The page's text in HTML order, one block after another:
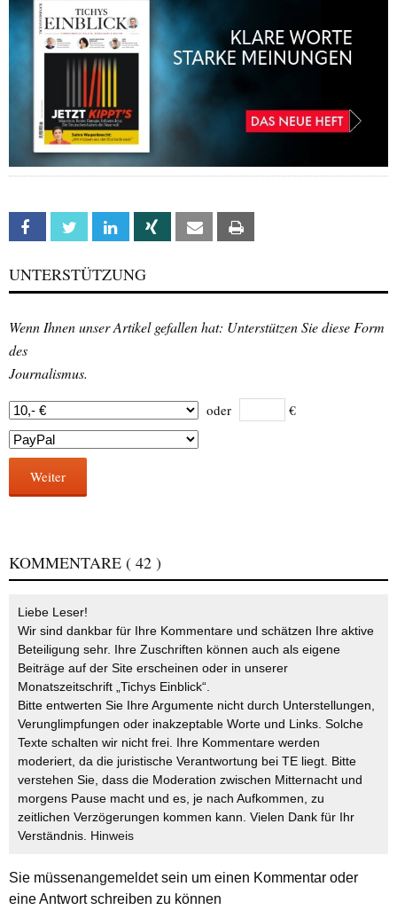
Facebook Twitter Linkedin Xing Email
UNTERSTÜTZUNG
Wenn Ihnen unser Artikel gefallen hat: Unterstützen Sie diese Form
des
Journalismus.
oder €
Weiter
KOMMENTARE ( 42 )
Liebe Leser!
Wir sind dankbar für Ihre Kommentare und schätzen Ihre aktive
Beteiligung sehr. Ihre Zuschriften können auch als eigene
Beiträge auf der Site erscheinen oder in unserer
Monatszeitschrift „Tichys Einblick“.
Bitte entwerten Sie Ihre Argumente nicht durch Unterstellungen,
Verunglimpfungen oder inakzeptable Worte und Links. Solche
Texte schalten wir nicht frei. Ihre Kommentare werden
moderiert, da die juristische Verantwortung bei TE liegt. Bitte
verstehen Sie, dass die Moderation zwischen Mitternacht und
morgens Pause macht und es, je nach Aufkommen, zu
zeitlichen Verzögerungen kommen kann. Vielen Dank für Ihr
Verständnis. Hinweis
Sie müssenangemeldetsein um einen Kommentar oder
eine Antwort schreiben zu können